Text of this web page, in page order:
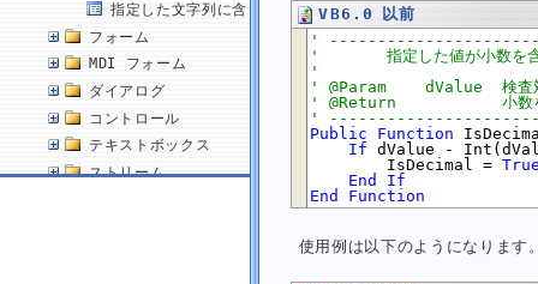
指定した文字列に含まれる値を取得する (Val)
フォーム
MDI フォーム
ダイアログ
コントロール
テキストボックス
ストリーム
VB6.0 以前
'
'       指定した値が小数を含
'
' @Param    dValue  検査
' @Return           小数を
'
Public
Function
If dValue -
        IsDecimal =
End
If
End
Function
使用例は以下のようになります